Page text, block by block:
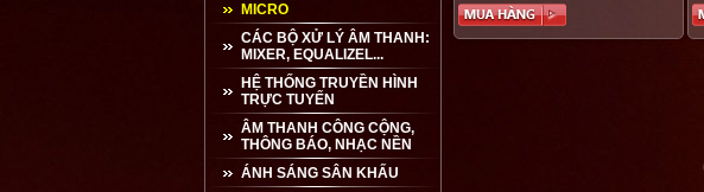
MICRO
CÁC BỘ XỬ LÝ ÂM THANH:
MIXER, EQUALIZEL...
HỆ THỐNG TRUYỀN HÌNH
TRỰC TUYẾN
ÂM THANH CÔNG CỘNG,
THÔNG BÁO, NHẠC NỀN
ÁNH SÁNG SÂN KHẤU